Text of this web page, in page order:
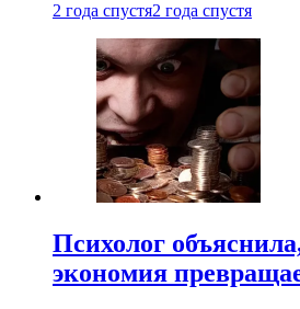
2 года спустя2 года спустя
Психолог
экономия